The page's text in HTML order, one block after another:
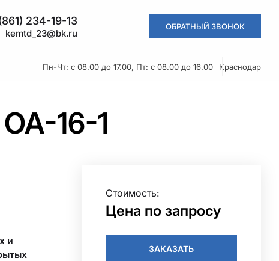
234-19-13
kemtd_23@bk.ru
ОБРАТНЫЙ ЗВОНОК
Пн-Чт: с 08.00 до 17.00, Пт: с 08.00 до 16.00 Краснодар
16-1
и
Стоимость:
Цена по запросу
ЗАКАЗАТЬ